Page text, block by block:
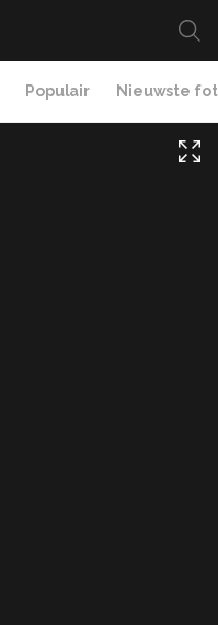
Populair Nieuwste